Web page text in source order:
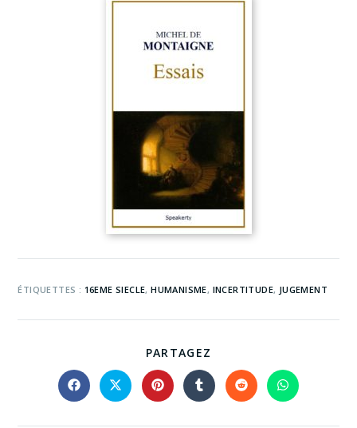
ÉTIQUETTES : 16EME SIECLE, HUMANISME, INCERTITUDE, JUGEMENT
PARTAGEZ